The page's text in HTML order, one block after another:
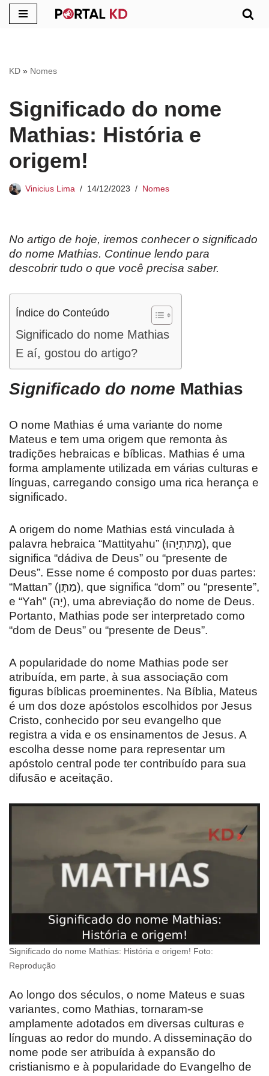
conteúdo
KD » Nomes
Significado do nome
Mathias: História e
origem!
Vinicius Lima 14/12/2023 Nomes
No artigo de hoje, iremos conhecer o significado
do nome Mathias. Continue lendo para
descobrir tudo o que você precisa saber.
Índice do Conteúdo
Significado do nome Mathias
E aí, gostou do artigo?
Significado do nome Mathias
O nome Mathias é uma variante do nome
Mateus e tem uma origem que remonta às
tradições hebraicas e bíblicas. Mathias é uma
forma amplamente utilizada em várias culturas e
línguas, carregando consigo uma rica herança e
significado.
A origem do nome Mathias está vinculada à
palavra hebraica “Mattityahu” (מַתִּתְיָהוּ), que
significa “dádiva de Deus” ou “presente de
Deus”. Esse nome é composto por duas partes:
“Mattan” (מַתָּן), que significa “dom” ou “presente”,
e “Yah” (יָה), uma abreviação do nome de Deus.
Portanto, Mathias pode ser interpretado como
“dom de Deus” ou “presente de Deus”.
A popularidade do nome Mathias pode ser
atribuída, em parte, à sua associação com
figuras bíblicas proeminentes. Na Bíblia, Mateus
é um dos doze apóstolos escolhidos por Jesus
Cristo, conhecido por seu evangelho que
registra a vida e os ensinamentos de Jesus. A
escolha desse nome para representar um
apóstolo central pode ter contribuído para sua
difusão e aceitação.
Significado do nome Mathias: História e origem! Foto:
Reprodução
Ao longo dos séculos, o nome Mateus e suas
variantes, como Mathias, tornaram-se
amplamente adotados em diversas culturas e
línguas ao redor do mundo. A disseminação do
nome pode ser atribuída à expansão do
cristianismo e à popularidade do Evangelho de